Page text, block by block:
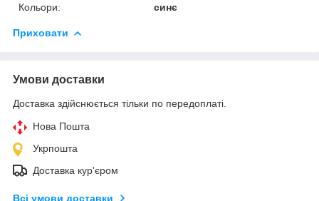
Кольори:
синє
Приховати
Умови доставки
Доставка здійснюється тільки по передоплаті.
Нова Пошта
Укрпошта
Доставка кур'єром
Всі умови доставки